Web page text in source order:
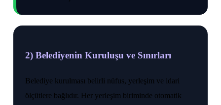
2) Belediyenin Kuruluşu ve Sınırları
Belediye kurulması belirli nüfus, yerleşim ve idari
ölçütlere bağlıdır. Her yerleşim biriminde otomatik